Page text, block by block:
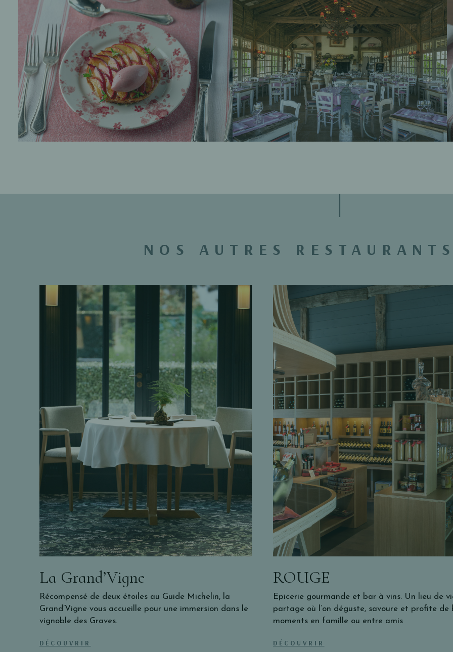
NOS AUTRES
La Grand’Vigne
Récompensé de deux étoiles au Guide Michelin, la
Grand’Vigne vous accueille pour une immersion dans le
vignoble des Graves.
DÉCOUVRIR
ROUGE
Epicerie gourmande et bar à vins. Un lieu de
partage où l’on déguste, savoure et profite de
moments en famille ou entre amis
DÉCOUVRIR